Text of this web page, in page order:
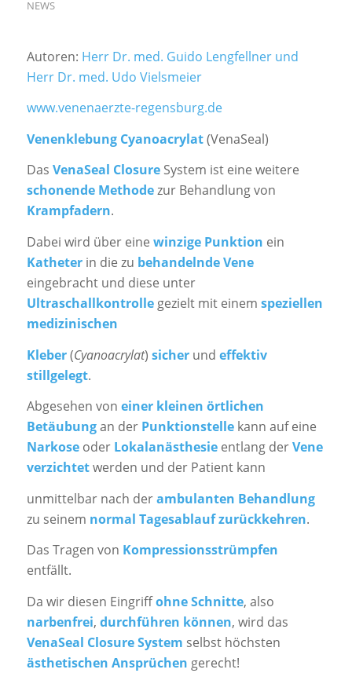
NEWS
Autoren: Herr Dr. med. Guido Lengfellner und
Herr Dr. med. Udo Vielsmeier
www.venenaerzte-regensburg.de
Venenklebung Cyanoacrylat(VenaSeal)
Das VenaSeal ClosureSystem ist eine weitere
schonende Methodezur Behandlung von
Krampfadern.
Dabei wird über eine winzige Punktion ein
Katheterin die zu behandelnde Vene
eingebracht und diese unter
Ultraschallkontrollegezielt mit einem speziellen
medizinischen
Kleber(Cyanoacrylat) sicherund effektiv
stillgelegt.
Abgesehen von einer kleinen örtlichen
Betäubungan der Punktionstellekann auf eine
Narkoseoder Lokalanästhesieentlang derVene
verzichtetwerden und der Patient kann
unmittelbar nach derambulanten Behandlung
zu seinem normal Tagesablauf zurückkehren.
Das Tragen von Kompressionsstrümpfen
entfällt.
Da wir diesen Eingriffohne Schnitte, also
narbenfrei, durchführen können, wird das
VenaSeal Closure System selbst höchsten
ästhetischen Ansprüchen gerecht!